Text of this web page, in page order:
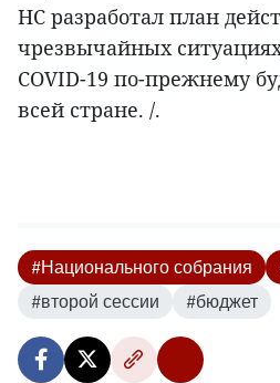
НС разработал план
чрезвычайных
COVID-19 по-прежнему
всей стране. /.
#Национального собрания
#второй сессии
#бюджет